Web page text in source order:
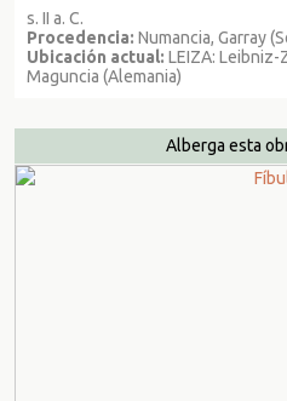
s. II a. C.
Procedencia: Numancia, Garray
Ubicación actual: LEIZA:
Maguncia (Alemania)
Alberga esta